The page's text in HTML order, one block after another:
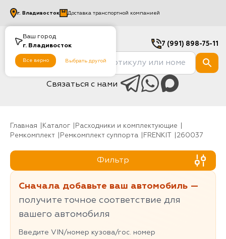
Ваш город
г. Владивосток
Все верно Выбрать другой
г. Владивосток Доставка транспортной компанией
7 (991) 898-75-11
Связаться с нами
Главная Каталог
Расходники и комплектующие
Ремкомплект
Ремкомплект суппорта FRENKIT 260037
Фильтр
Сначала добавьте ваш автомобиль —
получите точное соответствие для
вашего автомобиля
Введите VIN/номер кузова/гос. номер